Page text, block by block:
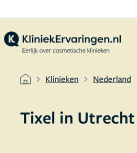
Klinieken Nederland
Tixel in